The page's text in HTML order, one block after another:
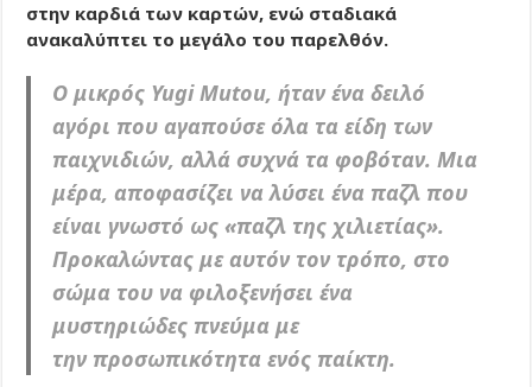
στην καρδιά των καρτών, ενώ σταδιακά
ανακαλύπτει το μεγάλο του παρελθόν.
Ο μικρός Yugi Mutou, ήταν ένα δειλό
αγόρι που αγαπούσε όλα τα είδη των
παιχνιδιών, αλλά συχνά τα φοβόταν. Μια
μέρα, αποφασίζει να λύσει ένα παζλ που
είναι γνωστό ως «παζλ της χιλιετίας».
Προκαλώντας με αυτόν τον τρόπο, στο
σώμα του να φιλοξενήσει ένα
μυστηριώδες πνεύμα με
την προσωπικότητα ενός παίκτη.